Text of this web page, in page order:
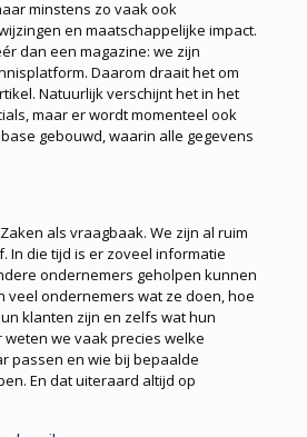
minstens zo vaak ook
en maatschappelijke impact.
dan een magazine: we zijn
Daarom draait het om
Natuurlijk verschijnt het in het
maar er wordt momenteel ook
gebouwd, waarin alle gegevens
als vraagbaak. We zijn al ruim
In die tijd is er zoveel informatie
ondernemers geholpen kunnen
veel ondernemers wat ze doen, hoe
klanten zijn en zelfs wat hun
weten we vaak precies welke
passen en wie bij bepaalde
En dat uiteraard altijd op